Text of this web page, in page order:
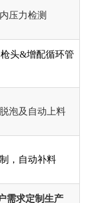
压力检测
头&增配循环管
泡及自动上料
，自动补料
需求定制生产